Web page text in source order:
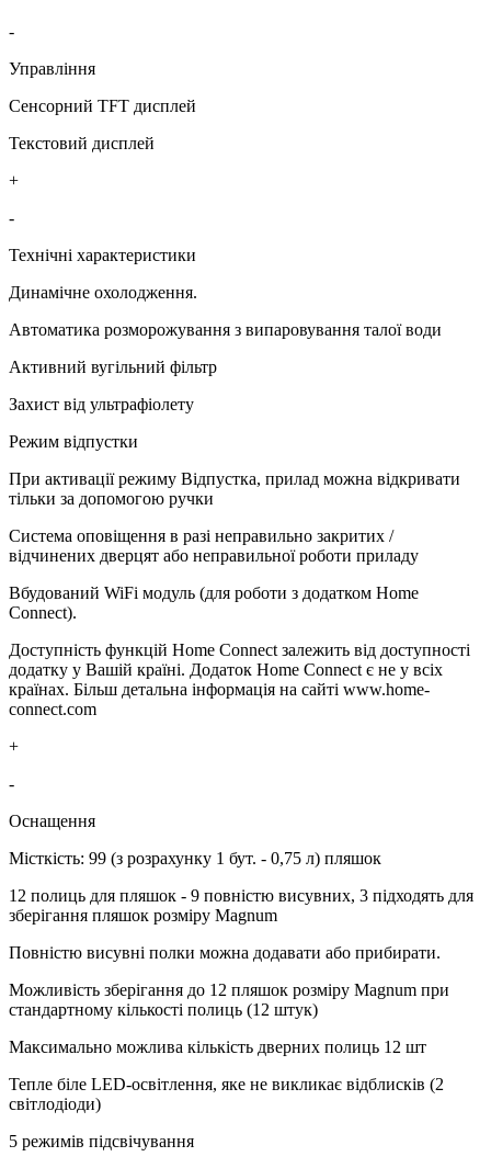
-
Управління
Сенсорний TFT дисплей
Текстовий дисплей
+
-
Технічні характеристики
Динамічне охолодження.
Автоматика розморожування з випаровування талої води
Активний вугільний фільтр
Захист від ультрафіолету
Режим відпустки
При активації режиму Відпустка, прилад можна відкривати
тільки за допомогою ручки
Система оповіщення в разі неправильно закритих /
відчинених дверцят або неправильної роботи приладу
Вбудований WiFi модуль (для роботи з додатком Home
Connect).
Доступність функцій Home Connect залежить від доступності
додатку у Вашій країні. Додаток Home Connect є не у всіх
країнах. Більш детальна інформація на сайті www.home-
connect.com
+
-
Оснащення
Місткість: 99 (з розрахунку 1 бут. - 0,75 л) пляшок
12 полиць для пляшок - 9 повністю висувних, 3 підходять для
зберігання пляшок розміру Magnum
Повністю висувні полки можна додавати або прибирати.
Можливість зберігання до 12 пляшок розміру Magnum при
стандартному кількості полиць (12 штук)
Максимально можлива кількість дверних полиць 12 шт
Тепле біле LED-освітлення, яке не викликає відблисків (2
світлодіоди)
5 режимів підсвічування